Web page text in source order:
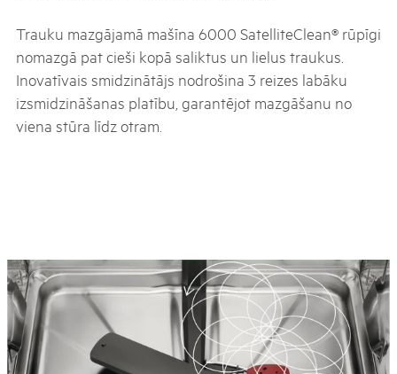
Trauku mazgājamā mašīna 6000 SatelliteClean® rūpīgi
nomazgā pat cieši kopā saliktus un lielus traukus.
Inovatīvais smidzinātājs nodrošina 3 reizes labāku
izsmidzināšanas platību, garantējot mazgāšanu no
viena stūra līdz otram.